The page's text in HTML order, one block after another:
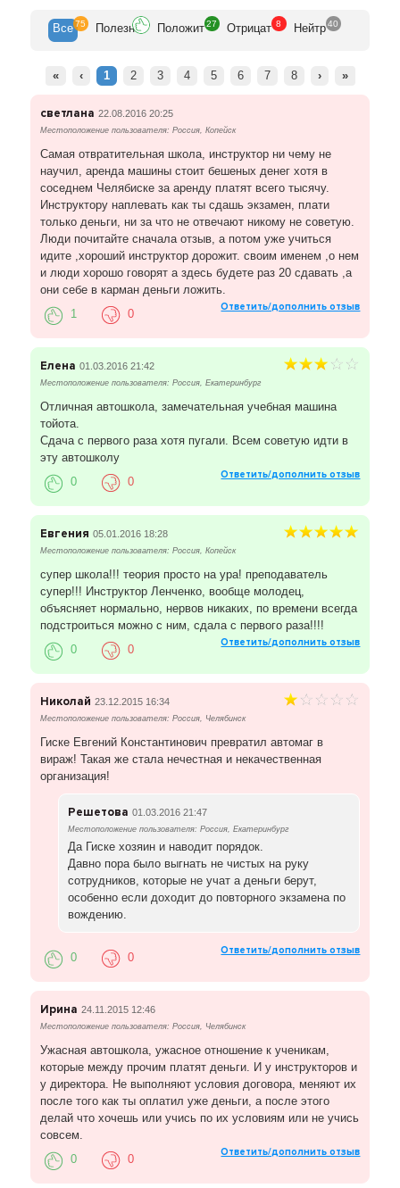
г. Копейске.
теоретический курс - 10000 руб., практический курс
Мы ждем Вас в нашей автошколе!
Все 75 Полезн Положит 27 Отрицат 8 Нейтр 40
« ‹ 1 2 3 4 5 6 7 8 › »
светлана 22.08.2016 20:25
Местоположение пользователя: Россия, Копейск
Cамая отвратительная школа, инструктор ни чему не
научил, аренда машины стоит бешеных денег хотя в
соседнем Челябиске за аренду платят всего тысячу.
Инструктору наплевать как ты сдашь экзамен, плати
только деньги, ни за что не отвечают никому не советую.
Люди почитайте сначала отзыв, а потом уже учиться
идите ,хороший инструктор дорожит. своим именем ,о нем
и люди хорошо говорят а здесь будете раз 20 сдавать ,а
они себе в карман деньги ложить.
Ответить/дополнить отзыв
1 0
Елена 01.03.2016 21:42
Местоположение пользователя: Россия, Екатеринбург
Отличная автошкола, замечательная учебная машина
тойота.
Сдача с первого раза хотя пугали. Всем советую идти в
эту автошколу
Ответить/дополнить отзыв
0 0
Евгения 05.01.2016 18:28
Местоположение пользователя: Россия, Копейск
супер школа!!! теория просто на ура! преподаватель
супер!!! Инструктор Ленченко, вообще молодец,
объясняет нормально, нервов никаких, по времени всегда
подстроиться можно с ним, сдала с первого раза!!!!
Ответить/дополнить отзыв
0 0
Николай 23.12.2015 16:34
Местоположение пользователя: Россия, Челябинск
Гиске Евгений Константинович превратил автомаг в
вираж! Такая же стала нечестная и некачественная
организация!
Решетова 01.03.2016 21:47
Местоположение пользователя: Россия, Екатеринбург
Да Гиске хозяин и наводит порядок.
Давно пора было выгнать не чистых на руку
сотрудников, которые не учат а деньги берут,
особенно если доходит до повторного экзамена по
вождению.
Ответить/дополнить отзыв
0 0
Ирина 24.11.2015 12:46
Местоположение пользователя: Россия, Челябинск
Ужасная автошкола, ужасное отношение к ученикам,
которые между прочим платят деньги. И у инструкторов и
у директора. Не выполняют условия договора, меняют их
после того как ты оплатил уже деньги, а после этого
делай что хочешь или учись по их условиям или не учись
совсем.
Ответить/дополнить отзыв
0 0